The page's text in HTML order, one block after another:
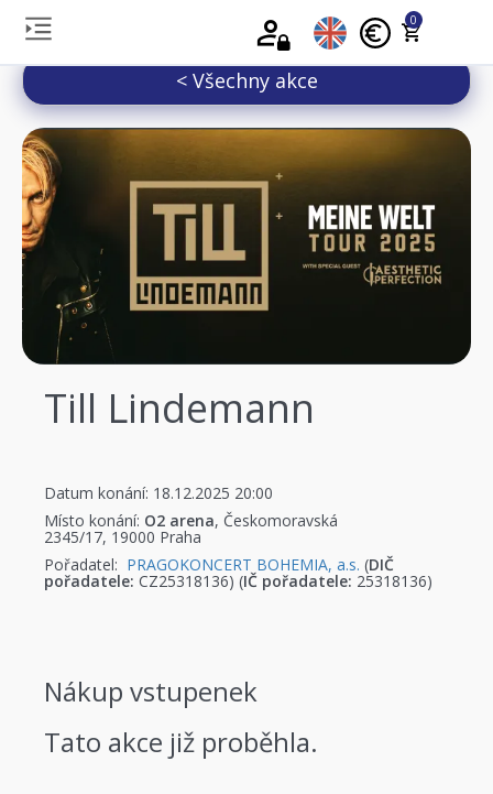
0
< Všechny akce
Till Lindemann
Datum konání: 18.12.2025 20:00
Místo konání: O2 arena, Českomoravská
2345/17, 19000 Praha
Pořadatel: PRAGOKONCERT BOHEMIA, a.s. (DIČ
pořadatele: CZ25318136) (IČ pořadatele: 25318136)
Nákup vstupenek
Tato akce již proběhla.